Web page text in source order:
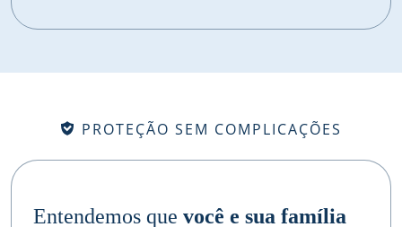
PROTEÇÃO SEM COMPLICAÇÕES
Entendemos que você e sua família